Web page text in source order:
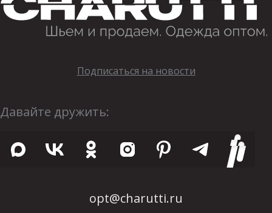
Подписаться на новости
Давайте дружить:
opt@charutti.ru